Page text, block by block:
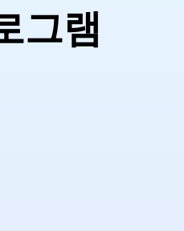
· 파티션 복구
· 오피스 파일 복구
· 동영상 복구
프롬프트
변환 프롬프트
· 중복 파일 찾기 (Mac)
· 디스크 공간 확보 (Win)
· Mac 저장 공간 최적화
그램